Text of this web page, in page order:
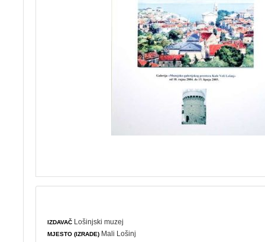
IZDAVAČ Lošinjski muzej
MJESTO (IZRADE) Mali Lošinj